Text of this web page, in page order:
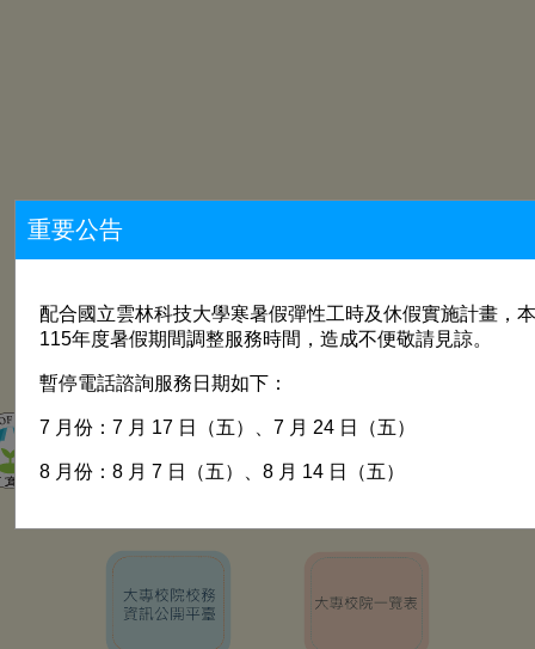
大專校院校務資訊公
暨大專校院一覽表
重要公告
配合國立雲林科技大學寒暑假彈性工時及休假實施計畫，
115年度暑假期間調整服務時間，造成不便敬請見諒。
暫停電話諮詢服務日期如下：
7 月份：7 月 17 日（五）、7 月 24 日（五）
8 月份：8 月 7 日（五）、8 月 14 日（五）